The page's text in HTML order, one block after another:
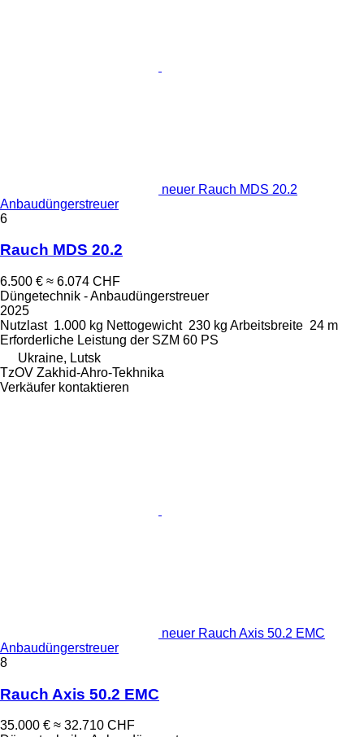
neuer Rauch MDS 20.2
Anbaudüngerstreuer
6
Rauch MDS 20.2
6.500 € ≈ 6.074 CHF
Düngetechnik - Anbaudüngerstreuer
2025
Nutzlast 1.000 kg Nettogewicht 230 kg Arbeitsbreite 24 m
Erforderliche Leistung der SZM 60 PS
Ukraine, Lutsk
TzOV Zakhid-Ahro-Tekhnika
Verkäufer kontaktieren
neuer Rauch Axis 50.2 EMC
Anbaudüngerstreuer
8
Rauch Axis 50.2 EMC
35.000 € ≈ 32.710 CHF